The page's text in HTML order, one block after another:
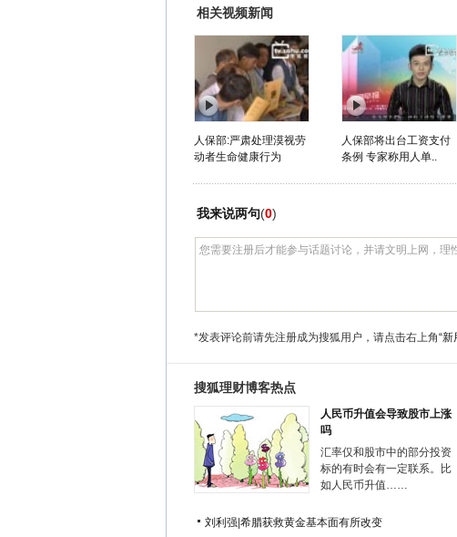
相关视频新闻
人保部:严肃处理漠视劳
动者生命健康行为
人保部将出台工资支付
条例 专家称用人单..
我来说两句(0)
*发表评论前请先注册成为搜狐用户，请点击右上角“新
搜狐理财博客热点
人民币升值会导致股市上涨
吗
汇率仅和股市中的部分投资
标的有时会有一定联系。比
如人民币升值……
刘利强 希腊获救黄金基本面有所改变